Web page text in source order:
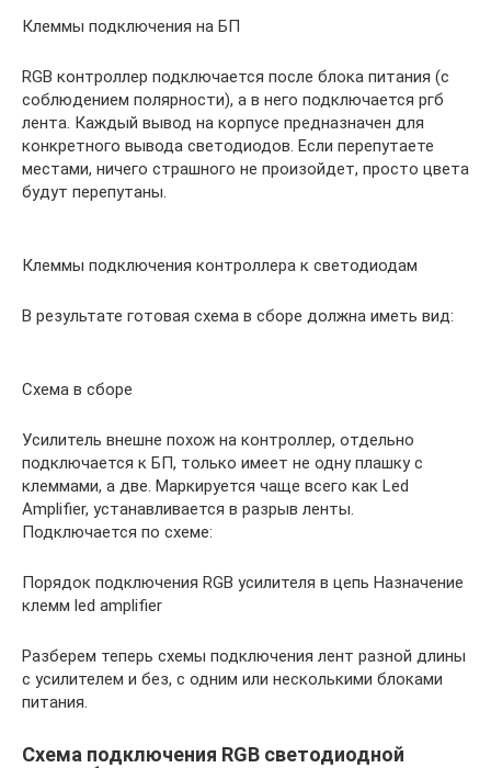
Клеммы подключения на БП
RGB контроллер подключается после блока питания (с
соблюдением полярности), а в него подключается ргб
лента. Каждый вывод на корпусе предназначен для
конкретного вывода светодиодов. Если перепутаете
местами, ничего страшного не произойдет, просто цвета
будут перепутаны.
Клеммы подключения контроллера к светодиодам
В результате готовая схема в сборе должна иметь вид:
Схема в сборе
Усилитель внешне похож на контроллер, отдельно
подключается к БП, только имеет не одну плашку с
клеммами, а две. Маркируется чаще всего как Led
Amplifier, устанавливается в разрыв ленты.
Подключается по схеме:
Порядок подключения RGB усилителя в цепь Назначение
клемм led amplifier
Разберем теперь схемы подключения лент разной длины
с усилителем и без, с одним или несколькими блоками
питания.
Схема подключения RGB светодиодной